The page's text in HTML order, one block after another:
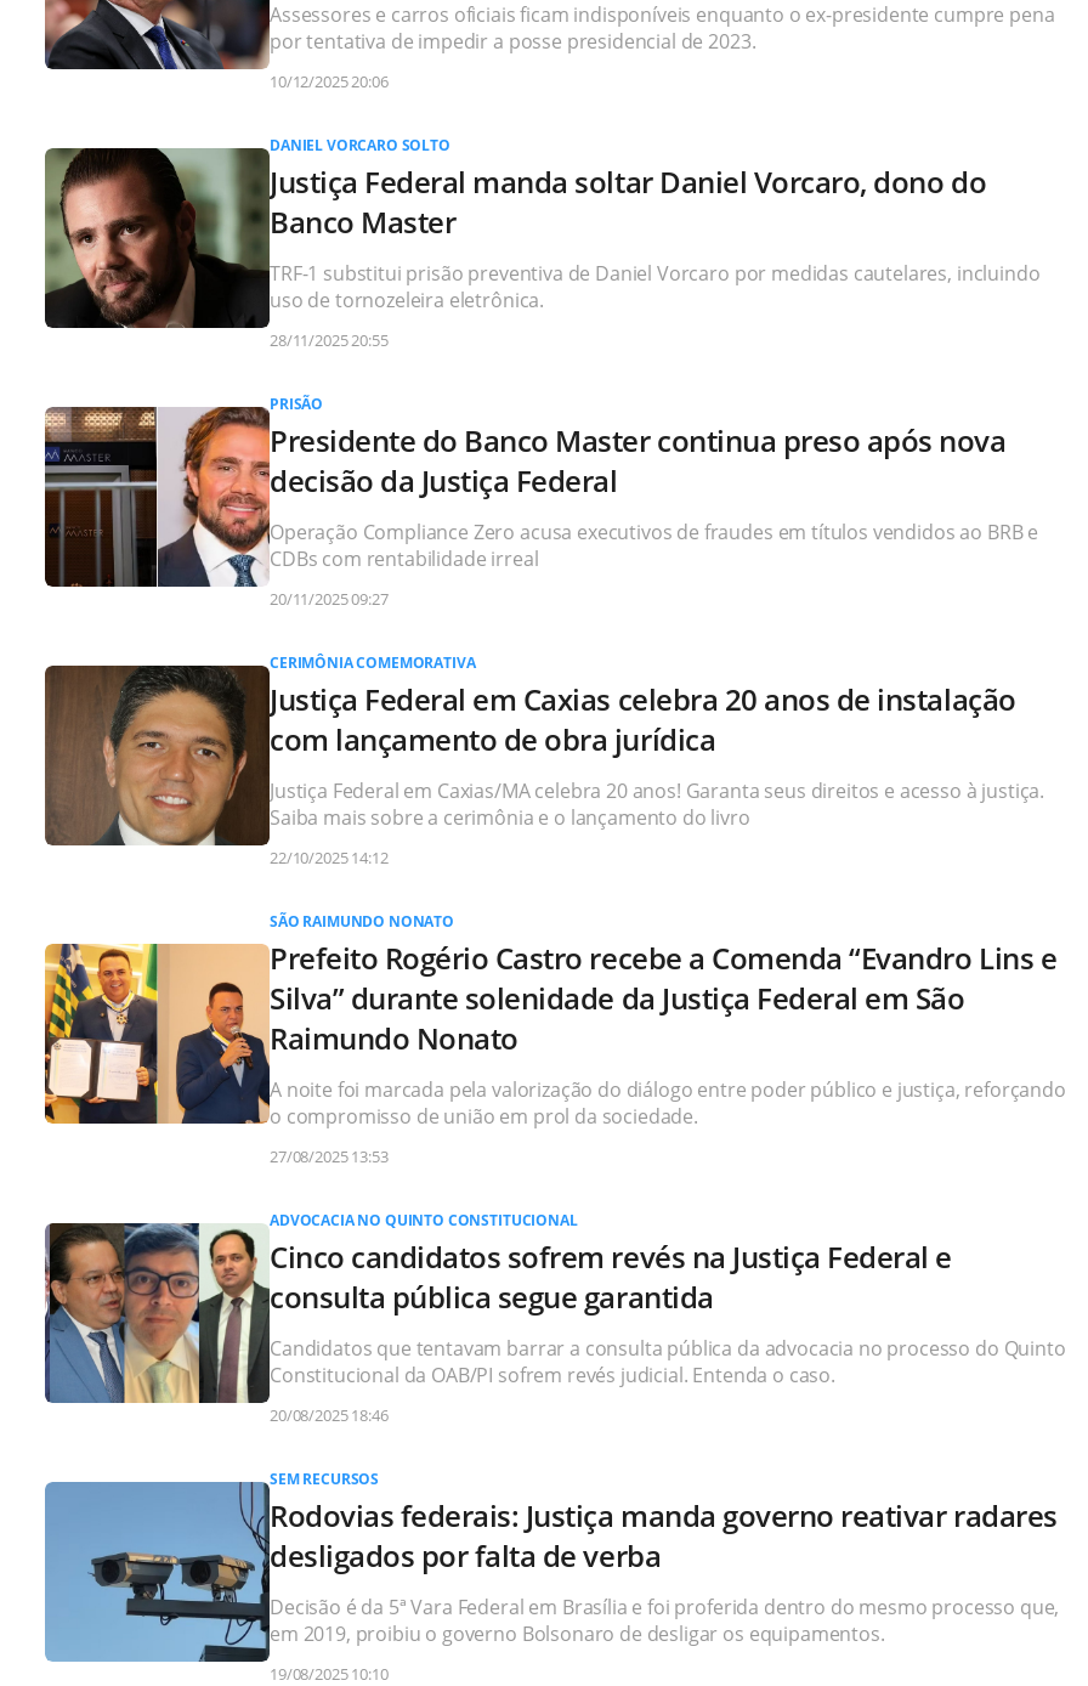
Assessores e carros oficiais ficam indisponíveis enquanto o ex-presidente cumpre pena
por tentativa de impedir a posse presidencial de 2023.
10/12/2025 20:06
DANIEL VORCARO SOLTO
Justiça Federal manda soltar Daniel Vorcaro, dono do
Banco Master
TRF-1 substitui prisão preventiva de Daniel Vorcaro por medidas cautelares, incluindo
uso de tornozeleira eletrônica.
28/11/2025 20:55
PRISÃO
Presidente do Banco Master continua preso após nova
decisão da Justiça Federal
Operação Compliance Zero acusa executivos de fraudes em títulos vendidos ao BRB e
CDBs com rentabilidade irreal
20/11/2025 09:27
CERIMÔNIA COMEMORATIVA
Justiça Federal em Caxias celebra 20 anos de instalação
com lançamento de obra jurídica
Justiça Federal em Caxias/MA celebra 20 anos! Garanta seus direitos e acesso à justiça.
Saiba mais sobre a cerimônia e o lançamento do livro
22/10/2025 14:12
SÃO RAIMUNDO NONATO
Prefeito Rogério Castro recebe a Comenda “Evandro Lins e
Silva” durante solenidade da Justiça Federal em São
Raimundo Nonato
A noite foi marcada pela valorização do diálogo entre poder público e justiça, reforçando
o compromisso de união em prol da sociedade.
27/08/2025 13:53
ADVOCACIA NO QUINTO CONSTITUCIONAL
Cinco candidatos sofrem revés na Justiça Federal e
consulta pública segue garantida
Candidatos que tentavam barrar a consulta pública da advocacia no processo do Quinto
Constitucional da OAB/PI sofrem revés judicial. Entenda o caso.
20/08/2025 18:46
SEM RECURSOS
Rodovias federais: Justiça manda governo reativar radares
desligados por falta de verba
Decisão é da 5ª Vara Federal em Brasília e foi proferida dentro do mesmo processo que,
em 2019, proibiu o governo Bolsonaro de desligar os equipamentos.
19/08/2025 10:10